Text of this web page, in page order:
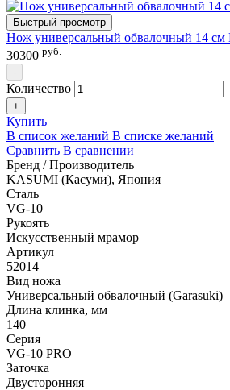
Быстрый просмотр
Нож универсальный обвалочный 14
30300 руб.
-
Количество
+
Купить
В список желаний В списке желаний
Сравнить В сравнении
Бренд / Производитель
KASUMI (Касуми), Япония
Сталь
VG-10
Рукоять
Искусственный мрамор
Артикул
52014
Вид ножа
Универсальный обвалочный (Garasuki)
Длина клинка, мм
140
Серия
VG-10 PRO
Заточка
Двусторонняя